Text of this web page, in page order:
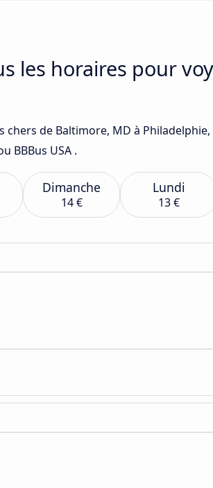
les horaires pour
de Baltimore, MD à
BBBus USA .
Dimanche
14 €
Lundi
13 €